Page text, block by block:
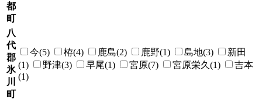
都
町
八
代
郡
氷
川
町
今(5) 栫(4) 鹿島(2) 鹿野(1) 島地(3)
新田
(1)
野津(3) 早尾(1) 宮原(7) 宮原栄久(1)
吉本
(1)